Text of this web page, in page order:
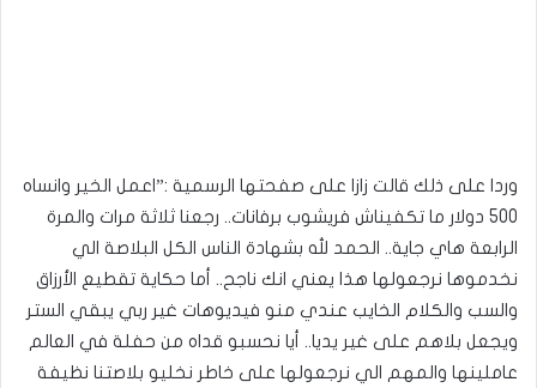
وردا على ذلك قالت زازا على صفحتها الرسمية :”اعمل الخير وانساه
500 دولار ما تكفيناش فريشوب برفانات.. رجعنا ثلاثة مرات والمرة
الرابعة هاي جاية.. الحمد لله بشهادة الناس الكل البلاصة الي
نخدموها نرجعولها هذا يعني انك ناجح.. أما حكاية تقطيع الأرزاق
والسب والكلام الخايب عندي منو فيديوهات غير ربي يبقي الستر
ويجعل بلاهم على غير يديا.. أيا نحسبو قداه من حفلة في العالم
عاملينها والمهم الي نرجعولها على خاطر نخليو بلاصتنا نظيفة